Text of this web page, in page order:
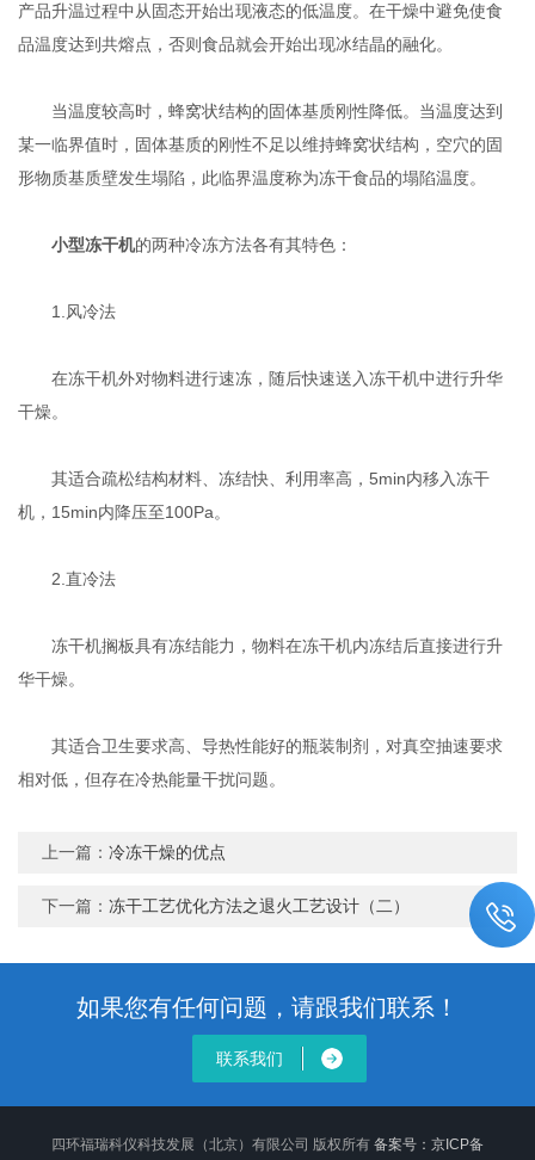
产品升温过程中从固态开始出现液态的低温度。在干燥中避免使食
品温度达到共熔点，否则食品就会开始出现冰结晶的融化。
当温度较高时，蜂窝状结构的固体基质刚性降低。当温度达到
某一临界值时，固体基质的刚性不足以维持蜂窝状结构，空穴的固
形物质基质壁发生塌陷，此临界温度称为冻干食品的塌陷温度。
小型冻干机的两种冷冻方法各有其特色：
1.风冷法
在冻干机外对物料进行速冻，随后快速送入冻干机中进行升华
干燥。
其适合疏松结构材料、冻结快、利用率高，5min内移入冻干
机，15min内降压至100Pa。
2.直冷法
冻干机搁板具有冻结能力，物料在冻干机内冻结后直接进行升
华干燥。
其适合卫生要求高、导热性能好的瓶装制剂，对真空抽速要求
相对低，但存在冷热能量干扰问题。
上一篇：冷冻干燥的优点
下一篇：冻干工艺优化方法之退火工艺设计（二）
如果您有任何问题，请跟我们联系！
联系我们
四环福瑞科仪科技发展（北京）有限公司 版权所有 备案号：京ICP备